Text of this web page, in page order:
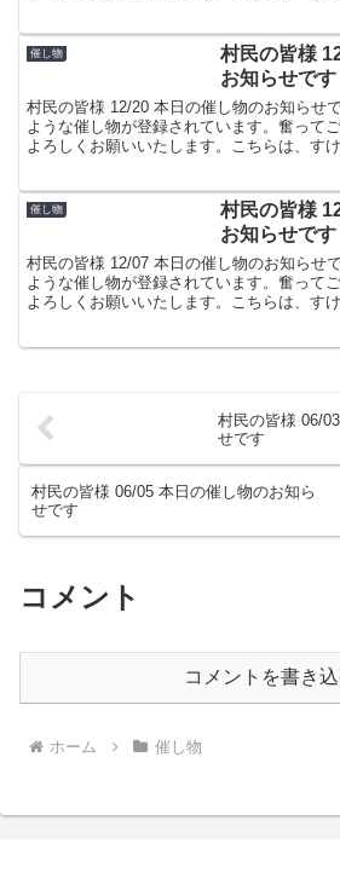
催し物
村民の皆様
お知らせです
村民の皆様 12/20 本日の催し物のお知らせ
ような催し物が登録されています。奮って
よろしくお願いいたします。こちらは、す
催し物
村民の皆様
お知らせです
村民の皆様 12/07 本日の催し物のお知らせ
ような催し物が登録されています。奮って
よろしくお願いいたします。こちらは、す
村民の皆様 06/
せです
村民の皆様 06/05 本日の催し物のお知ら
せです
コメント
コメントを書き
ホーム 催し物